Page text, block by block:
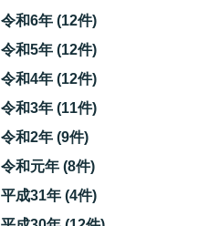
令和6年 (12件)
令和5年 (12件)
令和4年 (12件)
令和3年 (11件)
令和2年 (9件)
令和元年 (8件)
平成31年 (4件)